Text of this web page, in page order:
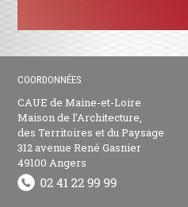
COORDONNÉES
CAUE de Maine-et-Loire
Maison de l’Architecture,
des Territoires et du Paysage
312 avenue René Gasnier
49100 Angers